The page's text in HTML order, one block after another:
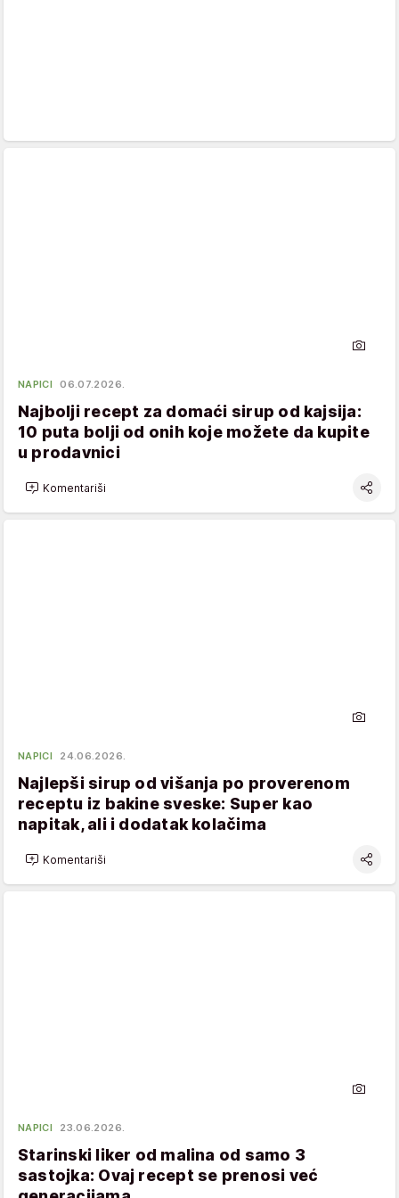
NAPICI 06.07.2026.
Najbolji recept za domaći sirup od kajsija:
10 puta bolji od onih koje možete da kupite
u prodavnici
Komentariši
NAPICI 24.06.2026.
Najlepši sirup od višanja po proverenom
receptu iz bakine sveske: Super kao
napitak, ali i dodatak kolačima
Komentariši
NAPICI 23.06.2026.
Starinski liker od malina od samo 3
sastojka: Ovaj recept se prenosi već